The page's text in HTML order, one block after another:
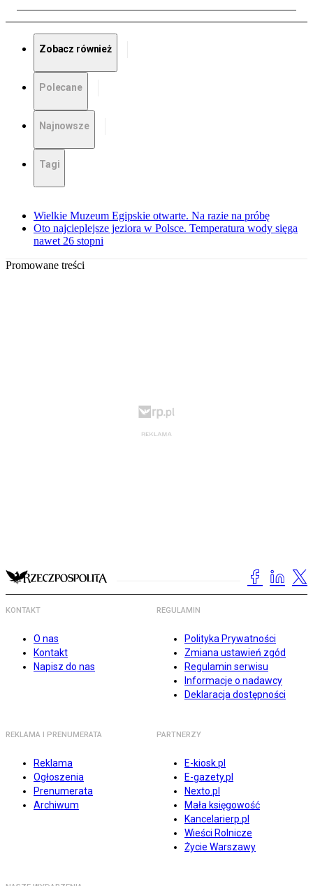
Zobacz również
Polecane
Najnowsze
Tagi
Wielkie Muzeum Egipskie otwarte. Na razie na próbę
Oto najcieplejsze jeziora w Polsce. Temperatura wody sięga
nawet 26 stopni
Promowane treści
KONTAKT
O nas
Kontakt
Napisz do nas
REGULAMIN
Polityka Prywatności
Zmiana ustawień zgód
Regulamin serwisu
Informacje o nadawcy
Deklaracja dostępności
REKLAMA I PRENUMERATA
Reklama
Ogłoszenia
Prenumerata
Archiwum
PARTNERZY
E-kiosk.pl
E-gazety.pl
Nexto.pl
Mała księgowość
Kancelarierp.pl
Wieści Rolnicze
Życie Warszawy